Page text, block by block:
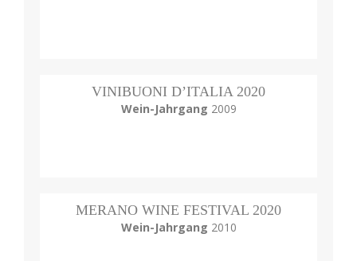
VINIBUONI D’ITALIA 2020
Wein-Jahrgang 2009
MERANO WINE FESTIVAL 2020
Wein-Jahrgang 2010